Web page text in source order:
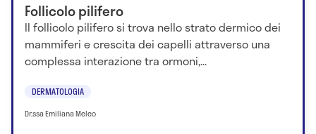
Follicolo pilifero
Il follicolo pilifero si trova nello strato dermico dei
mammiferi e crescita dei capelli attraverso una
complessa interazione tra ormoni,...
DERMATOLOGIA
Dr.ssa Emiliana Meleo